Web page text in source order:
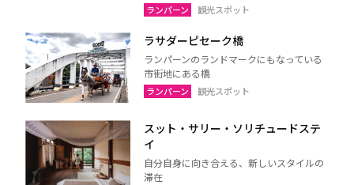
ランパーン 観光スポット
ラサダーピセーク橋
ランパーンのランドマークにもなっている
市街地にある橋
ランパーン 観光スポット
スット・サリー・ソリチュードステ
イ
自分自身に向き合える、新しいスタイルの
滞在